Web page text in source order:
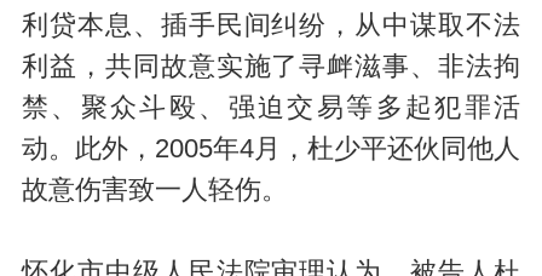
利贷本息、插手民间纠纷，从中谋取不法
利益，共同故意实施了寻衅滋事、非法拘
禁、聚众斗殴、强迫交易等多起犯罪活
动。此外，2005年4月，杜少平还伙同他人
故意伤害致一人轻伤。